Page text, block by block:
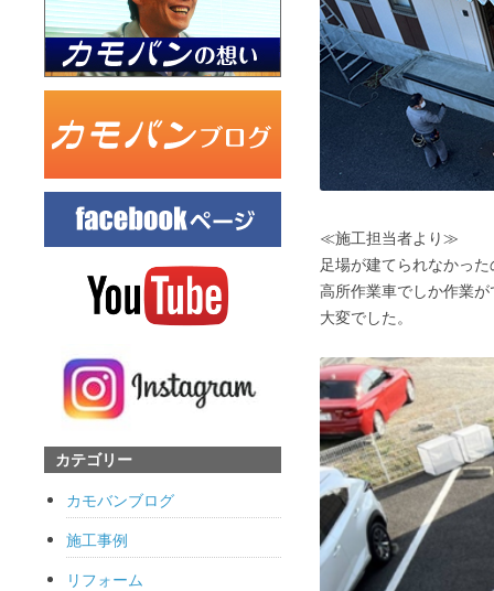
≪施工担当者より≫
足場が建てられなかっ
高所作業車でしか作業
大変でした。
カテゴリー
カモバンブログ
施工事例
リフォーム